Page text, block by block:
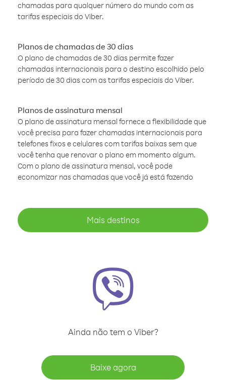
chamadas para qualquer número do mundo com as
tarifas especiais do Viber.
Planos de chamadas de 30 dias
O plano de chamadas de 30 dias permite fazer
chamadas internacionais para o destino escolhido pelo
período de 30 dias com as tarifas especiais do Viber.
Planos de assinatura mensal
O plano de assinatura mensal fornece a flexibilidade que
você precisa para fazer chamadas internacionais para
telefones fixos e celulares com tarifas baixas sem que
você tenha que renovar o plano em momento algum.
Com o plano de assinatura mensal, você pode
economizar nas chamadas que você já está fazendo
Mais destinos
Ainda não tem o Viber?
Baixe agora